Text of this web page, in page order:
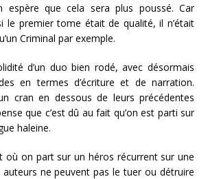
que cela sera plus poussé. Car
le premier tome était de qualité, il n’était
Criminal par exemple.
d’un duo bien rodé, avec désormais
en termes d’écriture et de narration.
cran en dessous de leurs précédentes
que c’est dû au fait qu’on est parti sur
haleine.
où on part sur un héros récurrent sur une
ne peuvent pas le tuer ou détruire